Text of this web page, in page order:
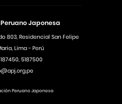
Japonesa
803, Residencial San Felipe
Lima - Perú
5187500
Peruano Japonesa